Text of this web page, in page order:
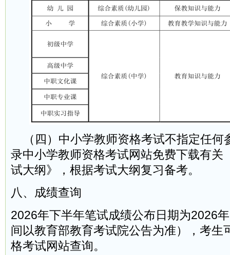
（四）中小学教师资格考试不指定任何
录中小学教师资格考试网站免费下载有关
试大纲》，根据考试大纲复习备考。
八、成绩查询
2026年下半年笔试成绩公布日期为2026
间以教育部教育考试院公告为准），考生
格考试网站查询。